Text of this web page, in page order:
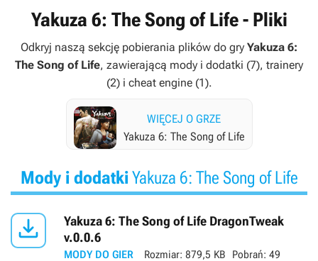
Yakuza 6: The Song of Life - Pliki
Odkryj naszą sekcję pobierania plików do gry Yakuza 6:
The Song of Life, zawierającą mody i dodatki (7), trainery
(2) i cheat engine (1).
WIĘCEJ O GRZE
Yakuza 6: The Song of Life
Mody i dodatkiYakuza 6: The Song of Life

Yakuza 6: The Song of Life DragonTweak
v.0.0.6
MODY DO GIER Rozmiar: 879,5 KB Pobrań: 49